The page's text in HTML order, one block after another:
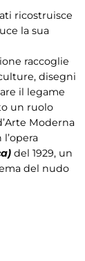
ricostruisce
la sua
raccoglie
disegni
il legame
un ruolo
Moderna
del 1929, un
del nudo